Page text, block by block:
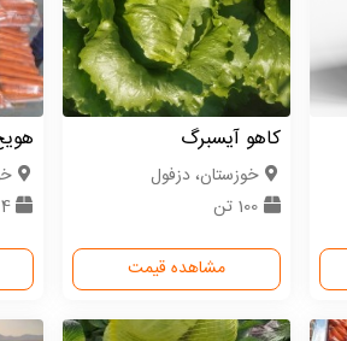
کاهو آیسبرگ
خوزستان، دزفول
100 تن
مشاهده قیمت
4 تن